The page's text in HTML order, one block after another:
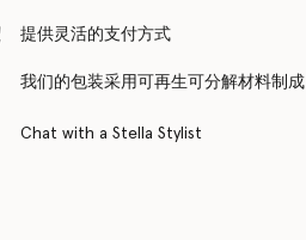
提供灵活的支付方式
我们的包装采用可再生可分解材料制成
Chat with a Stella Stylist